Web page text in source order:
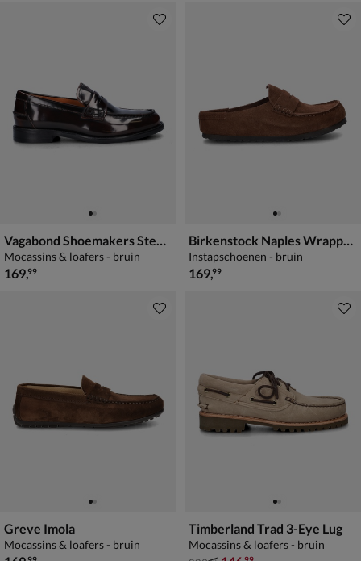
Vagabond Shoemakers Steven
Mocassins & loafers - bruin
€ 169,99
169,99
Birkenstock Naples Wrapped
Instapschoenen - bruin
€ 169,99
169,99
Greve Imola
Mocassins & loafers - bruin
Timberland Trad 3-Eye Lug
Mocassins & loafers - bruin